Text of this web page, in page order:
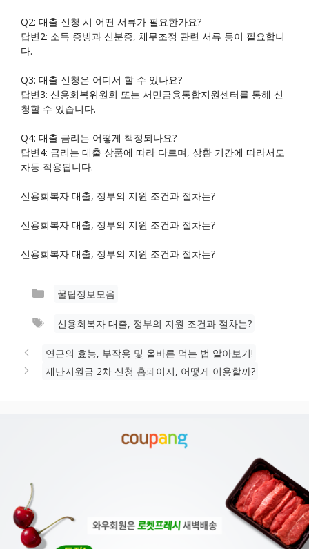
Q2: 대출 신청 시 어떤 서류가 필요한가요?
답변2: 소득 증빙과 신분증, 채무조정 관련 서류 등이 필요합니
다.
Q3: 대출 신청은 어디서 할 수 있나요?
답변3: 신용회복위원회 또는 서민금융통합지원센터를 통해 신
청할 수 있습니다.
Q4: 대출 금리는 어떻게 책정되나요?
답변4: 금리는 대출 상품에 따라 다르며, 상환 기간에 따라서도
차등 적용됩니다.
신용회복자 대출, 정부의 지원 조건과 절차는?
신용회복자 대출, 정부의 지원 조건과 절차는?
신용회복자 대출, 정부의 지원 조건과 절차는?
카
고
꿀팁정보모음
태
신용회복자 대출, 정부의 지원 조건과 절차는?
연근의 효능, 부작용 및 올바른 먹는 법 알아보기!
재난지원금 2차 신청 홈페이지, 어떻게 이용할까?